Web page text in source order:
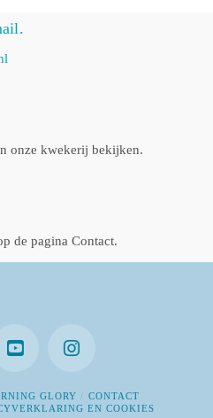
onze kwekerij bekijken.
de pagina Contact.
GLORY
CONTACT
EN COOKIES